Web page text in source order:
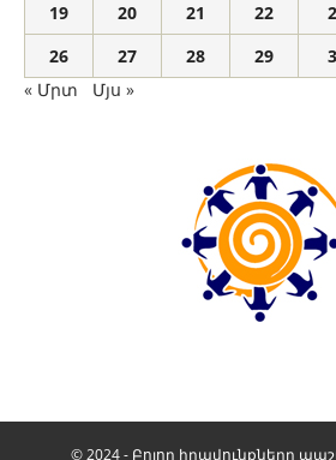
19
20 21 22
26
27 28 29
« Մրտ
Մյս »
© 2024 - Բոլոր իրավունքները